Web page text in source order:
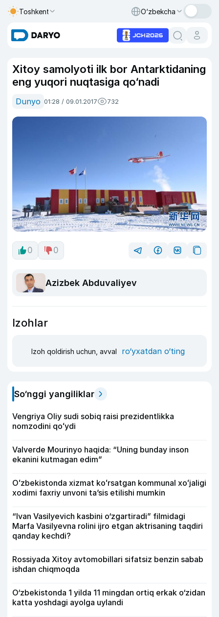
Toshkent O‘zbekcha
Xitoy samolyoti ilk bor Antarktidaning
eng yuqori nuqtasiga qo‘nadi
Dunyo 01:28 / 09.01.2017 732
0 0
Azizbek Abduvaliyev
Izohlar
Izoh qoldirish uchun, avval ro‘yxatdan o‘ting
So‘nggi yangiliklar
Vengriya Oliy sudi sobiq raisi prezidentlikka
nomzodini qoʻydi
Valverde Mourinyo haqida: “Uning bunday inson
ekanini kutmagan edim”
Oʻzbekistonda xizmat koʻrsatgan kommunal xoʻjaligi
xodimi faxriy unvoni taʼsis etilishi mumkin
“Ivan Vasilyevich kasbini o‘zgartiradi” filmidagi
Marfa Vasilyevna rolini ijro etgan aktrisaning taqdiri
qanday kechdi?
Rossiyada Xitoy avtomobillari sifatsiz benzin sabab
ishdan chiqmoqda
O‘zbekistonda 1 yilda 11 mingdan ortiq erkak o‘zidan
katta yoshdagi ayolga uylandi